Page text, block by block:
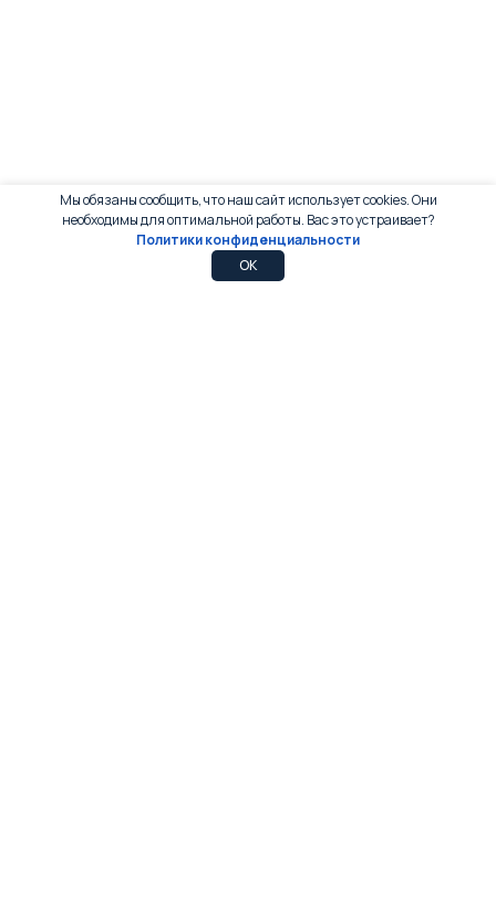
Мы обязаны сообщить, что наш сайт использует cookies. Они
необходимы для оптимальной работы. Вас это устраивает?
Политики конфиденциальности
OK